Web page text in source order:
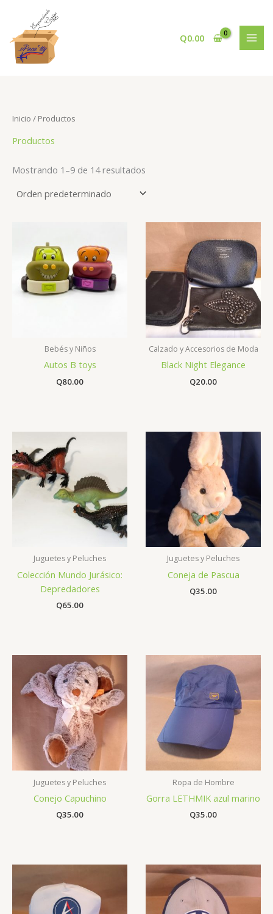
contenido
Q0.00
Inicio / Productos
Productos
Mostrando 1–9 de 14 resultados
Bebés y Niños
Autos B toys
Q80.00
Calzado y Accesorios de Moda
Black Night Elegance
Q20.00
Juguetes y Peluches
Colección Mundo Jurásico:
Depredadores
Q65.00
Juguetes y Peluches
Coneja de Pascua
Q35.00
Juguetes y Peluches
Conejo Capuchino
Q35.00
Ropa de Hombre
Gorra LETHMIK azul marino
Q35.00